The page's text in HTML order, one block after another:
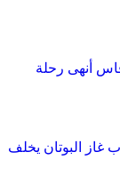
أنهى رحلة
البوتان يخلف